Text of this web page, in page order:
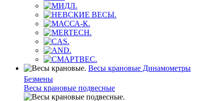
Весы крановые Динамометры
Безмены
Весы крановые подвесные